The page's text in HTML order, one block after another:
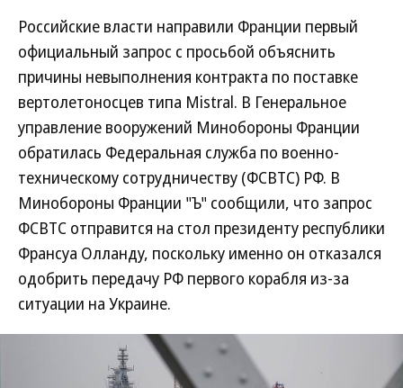
Российские власти направили Франции первый
официальный запрос с просьбой объяснить
причины невыполнения контракта по поставке
вертолетоносцев типа Mistral. В Генеральное
управление вооружений Минобороны Франции
обратилась Федеральная служба по военно-
техническому сотрудничеству (ФСВТС) РФ. В
Минобороны Франции "Ъ" сообщили, что запрос
ФСВТС отправится на стол президенту республики
Франсуа Олланду, поскольку именно он отказался
одобрить передачу РФ первого корабля из-за
ситуации на Украине.